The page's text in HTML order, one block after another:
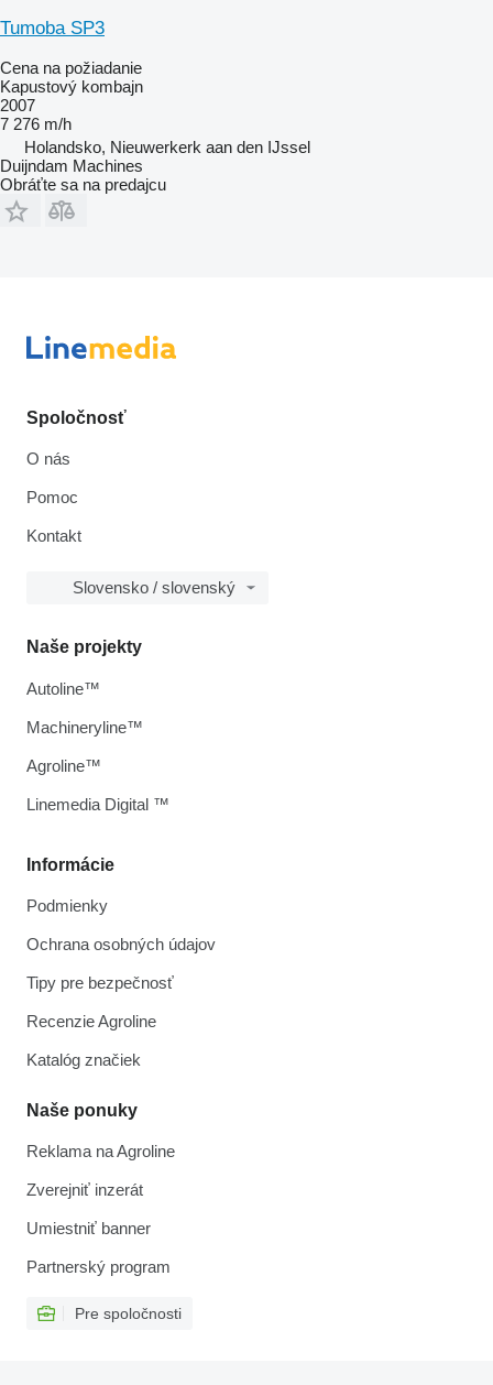
Tumoba SP3
Cena na požiadanie
Kapustový kombajn
2007
7 276 m/h
Holandsko, Nieuwerkerk aan den IJssel
Duijndam Machines
Obráťte sa na predajcu
Spoločnosť
O nás
Pomoc
Kontakt
Slovensko / slovenský
Informácie
Podmienky
Ochrana osobných údajov
Tipy pre bezpečnosť
Recenzie Agroline
Katalóg značiek
Naše ponuky
Reklama na Agroline
Zverejniť inzerát
Umiestniť banner
Partnerský program
Pre spoločnosti
Naše projekty
Autoline™
Machineryline™
Agroline™
Linemedia Digital ™